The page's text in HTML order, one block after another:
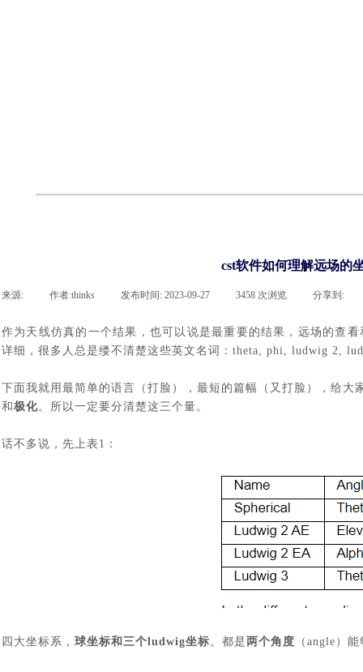
cst软件如何理解远场的
来源: 作者:thinks 发布时间: 2023-09-27 3458 次浏览 分享到:
作为天线仿真的一个结果，也可以说是最重要的结果，远场的查
详细，很多人总是缕不清楚这些英文名词： theta, phi, ludwig 2,
下面我就用最简单的语言（打脸），最短的篇幅（又打脸），给
和 极化。所以一定要分清楚这三个量。
话不多说，先上表 1 ：
四大坐标系， 球坐标和三个ludwig坐标。都是 两个角度 （ angle ）